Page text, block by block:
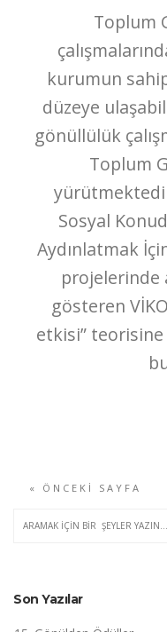
Toplum
kurumun
düzeye
gönüllülük
Toplum
Sosyal
Aydınlatmak
projelerinde
gösteren
etkisi” teorisine
« ÖNCEKI SAYFA
Son Yazılar